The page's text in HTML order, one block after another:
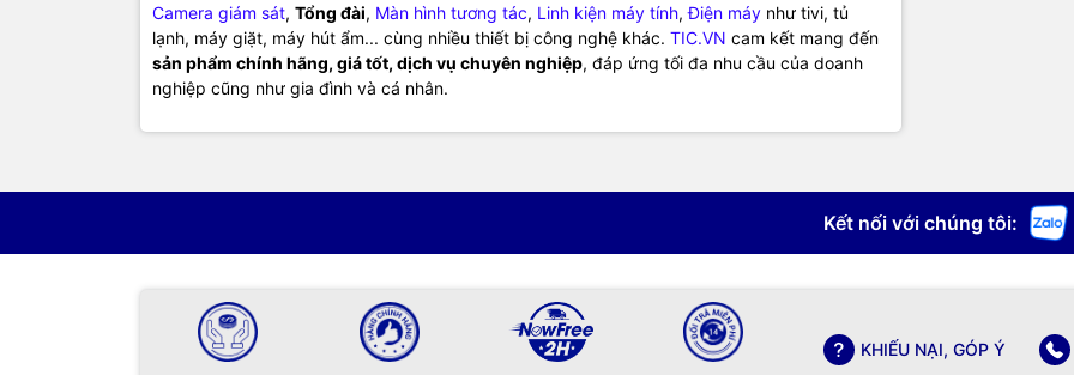
Camera giám sát, Tổng đài, Màn hình tương tác, Linh kiện máy tính,Điện máy như tivi, tủ
lạnh, máy giặt, máy hút ẩm... cùng nhiều thiết bị công nghệ khác. TIC.VN cam kết mang đến
sản phẩm chính hãng, giá tốt, dịch vụ chuyên nghiệp, đáp ứng tối đa nhu cầu của doanh
nghiệp cũng như gia đình và cá nhân.
Kết nối với chúng tôi:
KHIẾU NẠI, GÓP Ý